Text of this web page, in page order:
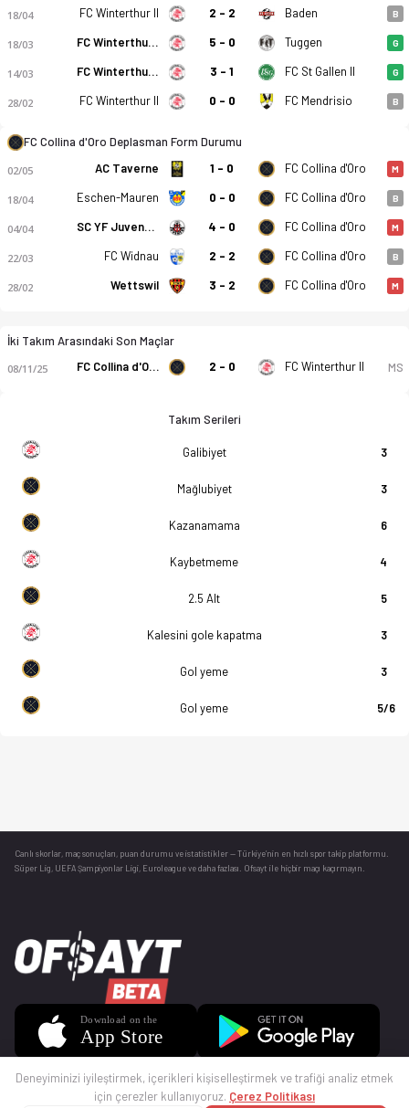
18/04 FC Winterthur II 2 - 2 Baden B
18/03 FC Winterthur II 5 - 0 Tuggen G
14/03 FC Winterthur II 3 - 1 FC St Gallen II G
28/02 FC Winterthur II 0 - 0 FC Mendrisio B
FC Collina d'Oro Deplasman Form Durumu
02/05 AC Taverne 1 - 0 FC Collina d'Oro M
18/04 Eschen-Mauren 0 - 0 FC Collina d'Oro B
04/04 SC YF Juventus 4 - 0 FC Collina d'Oro M
22/03 FC Widnau 2 - 2 FC Collina d'Oro B
28/02 Wettswil 3 - 2 FC Collina d'Oro M
İki Takım Arasındaki Son Maçlar
08/11/25 FC Collina d'Oro 2 - 0 FC Winterthur II MS
Takım Serileri
Galibiyet 3
Mağlubiyet 3
Kazanamama 6
Kaybetmeme 4
2.5 Alt 5
Kalesini gole kapatma 3
Gol yeme 3
Gol yeme 5/6
Canlı skorlar , maç sonuçları, puan durumu ve istatistikler — Türkiye’nin en hızlı spor takip platformu.
Süper Lig, UEFA Şampiyonlar Ligi, Euroleague ve daha fazlası. Ofsayt ile hiçbir maçı kaçırmayın.
Deneyiminizi iyileştirmek, içerikleri kişiselleştirmek ve trafiği analiz etmek
için çerezler kullanıyoruz. Çerez Politikası